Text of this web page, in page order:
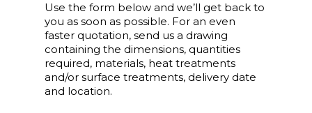
Use the form below and we’ll get back to
you as soon as possible. For an even
faster quotation, send us a drawing
containing the dimensions, quantities
required, materials, heat treatments
and/or surface treatments, delivery date
and location.